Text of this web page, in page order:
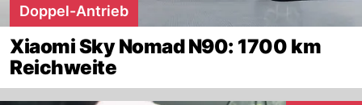
Doppel-Antrieb
Xiaomi Sky Nomad N90: 1700 km
Reichweite